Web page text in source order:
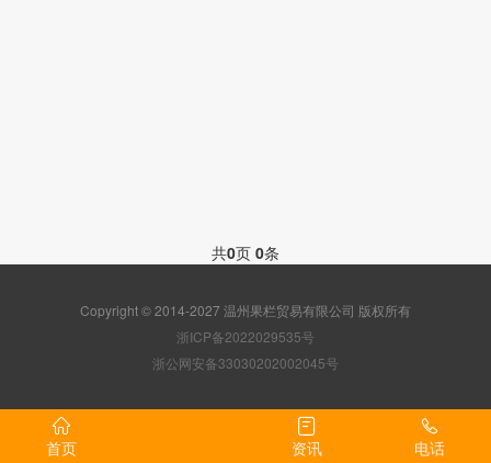
共0页 0条
Copyright © 2014-2027 温州果栏贸易有限公司 版权所有
浙ICP备2022029535号
浙公网安备33030202002045号
首页 资讯 电话